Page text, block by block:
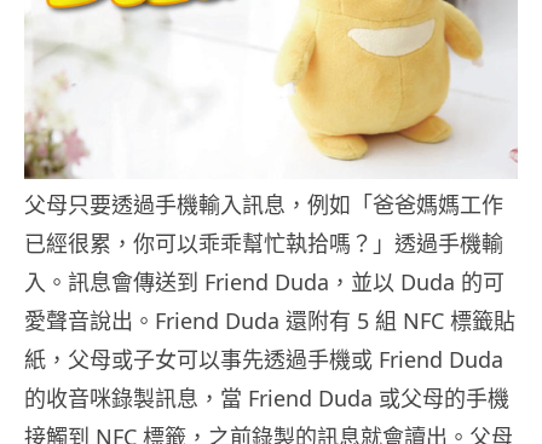
父母只要透過手機輸入訊息，例如「爸爸媽媽工作
已經很累，你可以乖乖幫忙執拾嗎？」透過手機輸
入。訊息會傳送到 Friend Duda，並以 Duda 的可
愛聲音說出。Friend Duda 還附有 5 組 NFC 標籤貼
紙，父母或子女可以事先透過手機或 Friend Duda
的收音咪錄製訊息，當 Friend Duda 或父母的手機
接觸到 NFC 標籤，之前錄製的訊息就會讀出。父母